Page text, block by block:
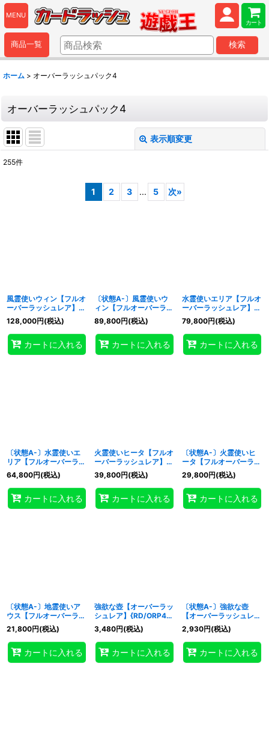
MENU
カート
商品一覧 検索
ホーム > オーバーラッシュパック4
オーバーラッシュパック4
表示順変更
255件
1 2 3 ... 5 次»
風霊使いウィン【フルオ
ーバーラッシュレア】
{RD/ORP4-JP004}
《RDモンスター》
128,000円(税込)
カートに入れる
〔状態A-〕風霊使いウ
ィン【フルオーバーラッ
シュレア】{RD/ORP4-
JP004}《RDモンスタ
ー》
89,800円(税込)
カートに入れる
水霊使いエリア【フルオ
ーバーラッシュレア】
{RD/ORP4-JP002}
《RDモンスター》
79,800円(税込)
カートに入れる
〔状態A-〕水霊使いエ
リア【フルオーバーラッ
シュレア】{RD/ORP4-
JP002}《RDモンスタ
ー》
64,800円(税込)
カートに入れる
火霊使いヒータ【フルオ
ーバーラッシュレア】
{RD/ORP4-JP003}
《RDモンスター》
39,800円(税込)
カートに入れる
〔状態A-〕火霊使いヒ
ータ【フルオーバーラッ
シュレア】{RD/ORP4-
JP003}《RDモンスタ
ー》
29,800円(税込)
カートに入れる
〔状態A-〕地霊使いア
ウス【フルオーバーラッ
シュレア】{RD/ORP4-
JP001}《RDモンスタ
ー》
21,800円(税込)
カートに入れる
強欲な壺【オーバーラッ
シュレア】{RD/ORP4-
JP007}《RD魔法》
3,480円(税込)
カートに入れる
〔状態A-〕強欲な壺
【オーバーラッシュレ
ア】{RD/ORP4-JP007}
《RD魔法》
2,930円(税込)
カートに入れる